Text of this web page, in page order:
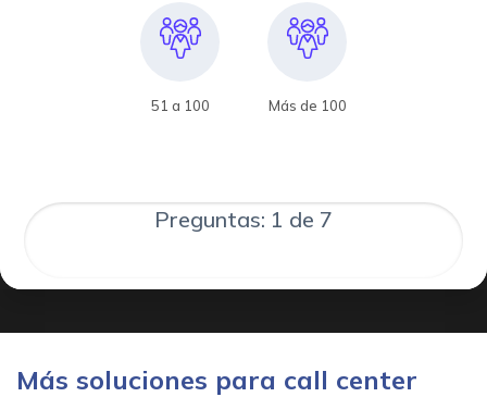
51 a 100 Más de 100
Preguntas: 1 de 7
Más soluciones para call center